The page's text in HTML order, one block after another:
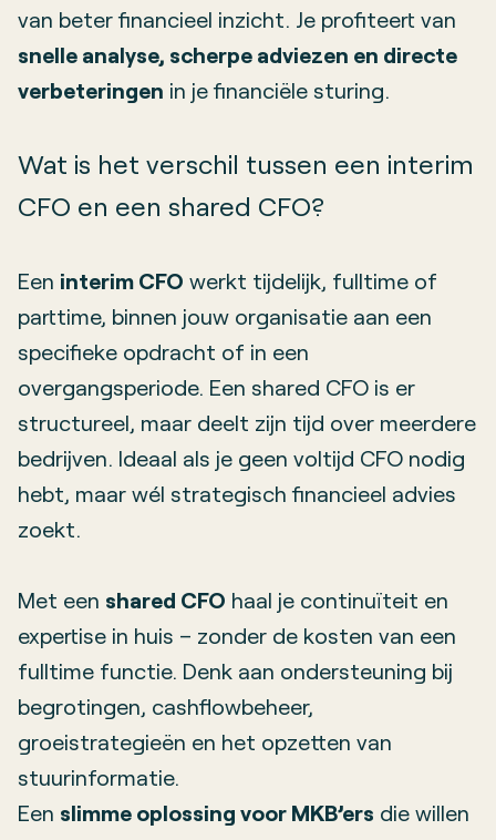
van beter financieel inzicht. Je profiteert van
snelle analyse, scherpe adviezen en directe
verbeteringen in je financiële sturing.
Wat is het verschil tussen een interim
CFO en een shared CFO?
Een interim CFO werkt tijdelijk, fulltime of
parttime, binnen jouw organisatie aan een
specifieke opdracht of in een
overgangsperiode. Een shared CFO is er
structureel, maar deelt zijn tijd over meerdere
bedrijven. Ideaal als je geen voltijd CFO nodig
hebt, maar wél strategisch financieel advies
zoekt.
Met een shared CFO haal je continuïteit en
expertise in huis – zonder de kosten van een
fulltime functie. Denk aan ondersteuning bij
begrotingen, cashflowbeheer,
groeistrategieën en het opzetten van
stuurinformatie.
Een slimme oplossing voor MKB’ers die willen